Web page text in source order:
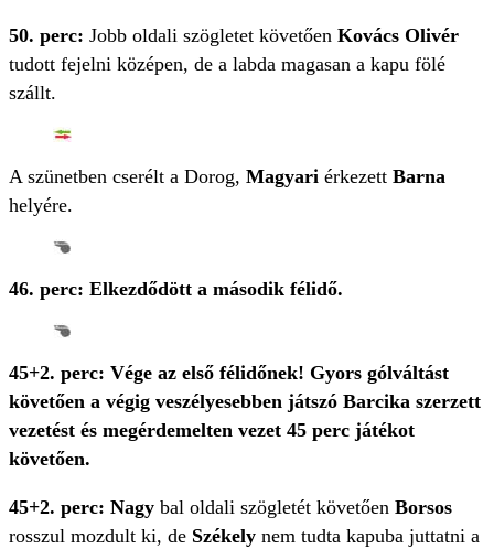
50. perc: Jobb oldali szögletet követően Kovács Olivér
tudott fejelni középen, de a labda magasan a kapu fölé
szállt.
A szünetben cserélt a Dorog, Magyari érkezett Barna
helyére.
46. perc: Elkezdődött a második félidő.
45+2. perc: Vége az első félidőnek! Gyors gólváltást
követően a végig veszélyesebben játszó Barcika szerzett
vezetést és megérdemelten vezet 45 perc játékot
követően.
45+2. perc: Nagy bal oldali szögletét követően Borsos
rosszul mozdult ki, de Székely nem tudta kapuba juttatni a